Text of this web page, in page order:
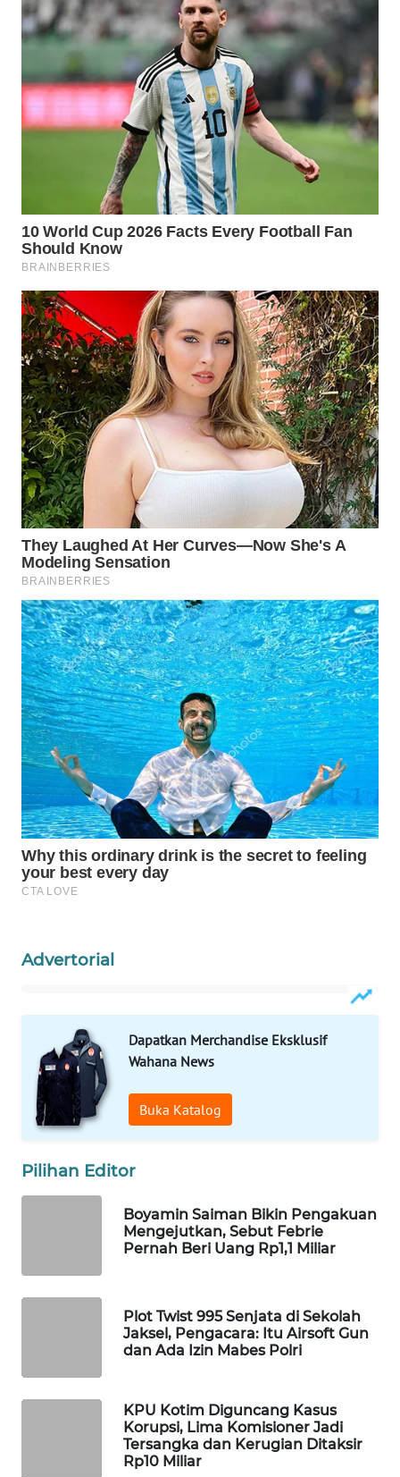
Advertorial
Dapatkan Merchandise Eksklusif
Wahana News
Buka Katalog
Pilihan Editor
Boyamin Saiman Bikin Pengakuan
Mengejutkan, Sebut Febrie
Pernah Beri Uang Rp1,1 Miliar
Plot Twist 995 Senjata di Sekolah
Jaksel, Pengacara: Itu Airsoft Gun
dan Ada Izin Mabes Polri
KPU Kotim Diguncang Kasus
Korupsi, Lima Komisioner Jadi
Tersangka dan Kerugian Ditaksir
Rp10 Miliar
WN
PRIANGAN
TIMUR
WN
SEMARANG
WN
BOROBUDUR
WN
MADURA
WN
SURABAYA
WN
NATUNA
WN
BINTAN
WN
MANDALIKA
WN
LIKUPANG
WN
LABUANBAJO
WN
BORNEO
Wahana
Media
Group
WAHANA
WAHANA
WAHANA
ADVOKAT
WAHANA
INFRASTRUKTUR
WAHANA
KONSUMEN
WAHANA
TV